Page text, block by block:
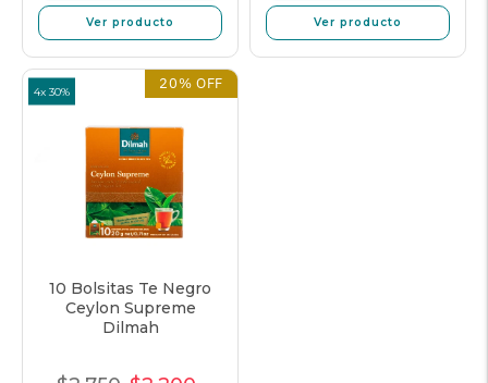
Ver producto Ver producto
4x 30% 20% OFF
10 Bolsitas Te Negro
Ceylon Supreme
Dilmah